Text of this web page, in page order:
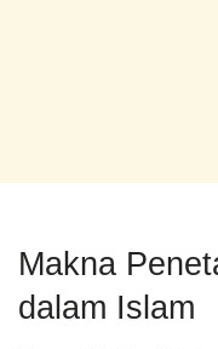
Makna
dalam Islam